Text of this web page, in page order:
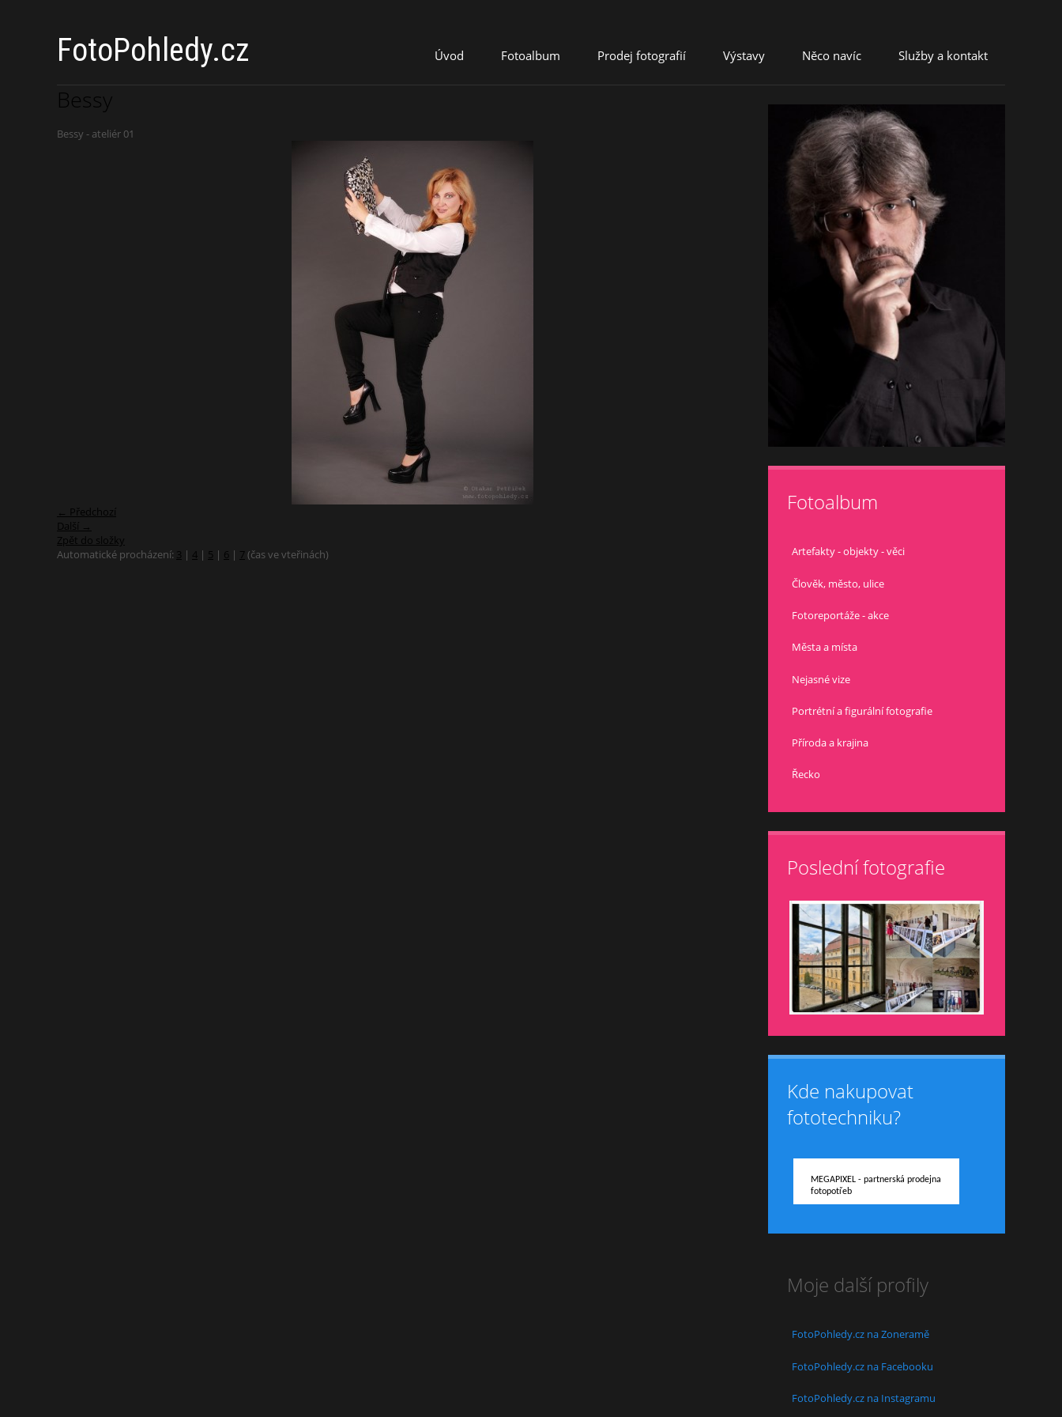
FotoPohledy.cz Úvod Fotoalbum Prodej fotografií Výstavy Něco navíc Služby a kontakt
Bessy
Bessy - ateliér 01
← Předchozí
Další →
Zpět do složky
Automatické procházení: 3 | 4 | 5 | 6 | 7 (čas ve vteřinách)
Fotoalbum
Artefakty - objekty - věci
Člověk, město, ulice
Fotoreportáže - akce
Města a místa
Nejasné vize
Portrétní a figurální fotografie
Příroda a krajina
Řecko
Poslední fotografie
Kde nakupovat
fototechniku?
MEGAPIXEL - partnerská prodejna
fotopotřeb
Moje další profily
FotoPohledy.cz na Zoneramě
FotoPohledy.cz na Facebooku
FotoPohledy.cz na Instagramu